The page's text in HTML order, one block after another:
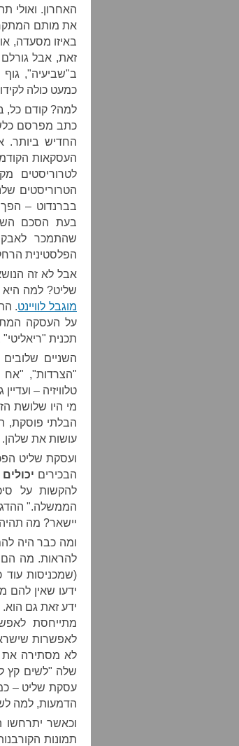
האחרון. ואולי
את מותם
באיזו מסעדה,
זאת, אבל
ב"שביעיה", גוף
כמעט כולה
למה? קודם כל,
כתב מפרסם
החדיש ביותר.
העסקאות
לטרוריסטים
הטרוריסטים
בברנדוט – הפך
בעת הסכם
שהתמכר לאבק
הפלסטינית
אבל לא זה
שליט? למה היא
מוגבל לוויינט.
על העסקה
תכנית
השניים
"הצרדות", "אח
טלוויזיה –
מי היו שלושת
הבלתי פוסקת,
עושות את
ועסקת שליט
הבכירים יכולים
להקשות על
הממשלה."
יישאר? מה
ומה כבר היה
להראות. מה הם
(שמכניסות
ידעו שאין להם
ידע זאת גם
מתייחסת
לאפשרות
לא מסתירה את
עסקת שליט –
הדמעות, למה
וכאשר
תמונות